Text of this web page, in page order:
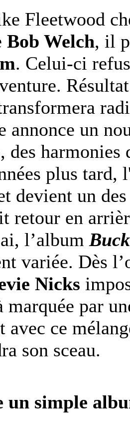
Fleetwood
Bob Welch, il
. Celui-ci
annonce un
des
plus tard,
devient un
retour en
l’album
variée. Dès
Nicks
marquée par
avec ce
son sceau.
un simple